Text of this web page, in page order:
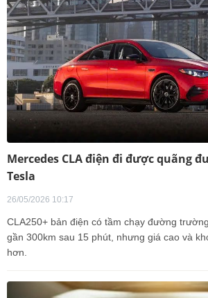
Mercedes CLA điện đi được quãng
Tesla
26/05/2026 10:17
CLA250+ bản điện có tầm chạy đường
gần 300km sau 15 phút, nhưng giá cao và
hơn.